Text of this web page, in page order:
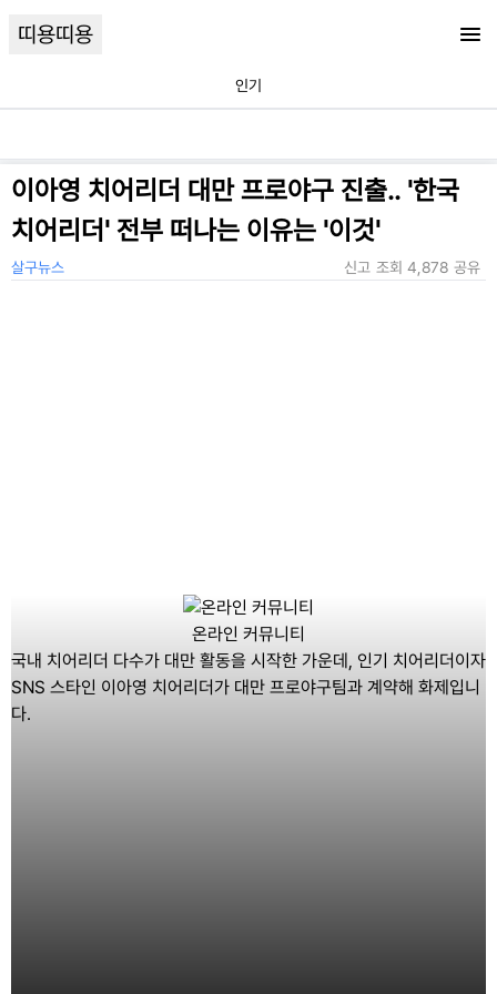
띠용띠용
인기
이아영 치어리더 대만 프로야구 진출.. '한국
치어리더' 전부 떠나는 이유는 '이것'
살구뉴스 신고 조회 4,878 공유
온라인 커뮤니티
국내 치어리더 다수가 대만 활동을 시작한 가운데, 인기 치어리더이자
SNS 스타인 이아영 치어리더가 대만 프로야구팀과 계약해 화제입니
다.